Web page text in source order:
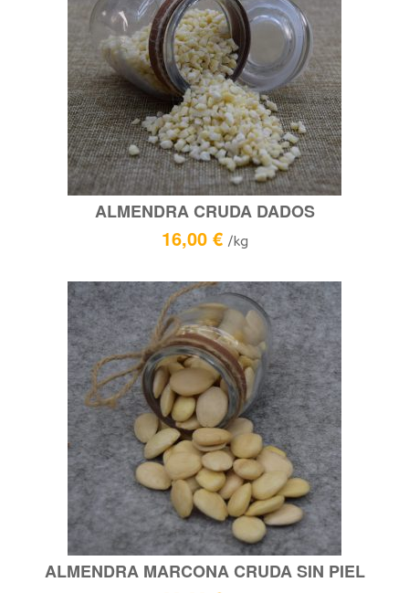
ALMENDRA CRUDA DADOS
16,00 €/kg
ALMENDRA MARCONA CRUDA SIN PIEL